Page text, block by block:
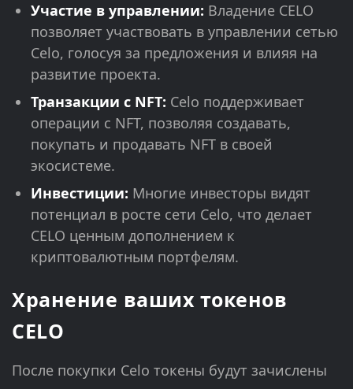
Участие в управлении: Владение CELO
позволяет участвовать в управлении сетью
Celo, голосуя за предложения и влияя на
развитие проекта.
Транзакции с NFT: Celo поддерживает
операции с NFT, позволяя создавать,
покупать и продавать NFT в своей
экосистеме.
Инвестиции: Многие инвесторы видят
потенциал в росте сети Celo, что делает
CELO ценным дополнением к
криптовалютным портфелям.
Хранение ваших токенов
CELO
После покупки Celo токены будут зачислены